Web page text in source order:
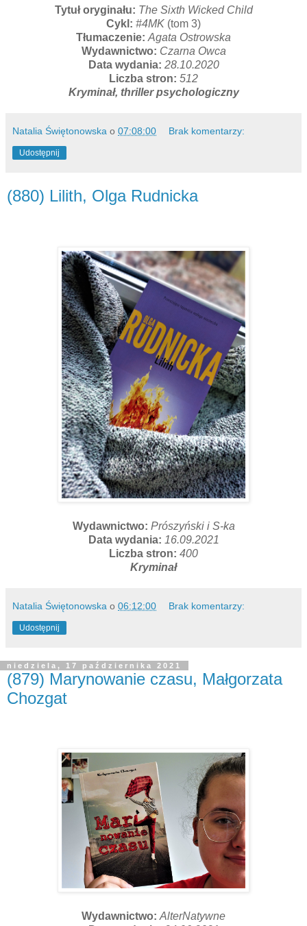
Tytuł oryginału: The Sixth Wicked Child
Cykl: #4MK (tom 3)
Tłumaczenie: Agata Ostrowska
Wydawnictwo: Czarna Owca
Data wydania: 28.10.2020
Liczba stron: 512
Kryminał, thriller psychologiczny
Natalia Świętonowska o 07:08:00 Brak komentarzy:
Udostępnij
(880) Lilith, Olga Rudnicka
Wydawnictwo: Prószyński i S-ka
Data wydania: 16.09.2021
Liczba stron: 400
Kryminał
Natalia Świętonowska o 06:12:00 Brak komentarzy:
Udostępnij
niedziela, 17 października 2021
(879) Marynowanie czasu, Małgorzata
Chozgat
Wydawnictwo: AlterNatywne